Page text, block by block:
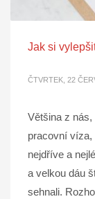
Jak si
ČTVRTEK, 22
Většina z nás,
pracovní víza,
nejdříve a
a velkou dáu
sehnali.